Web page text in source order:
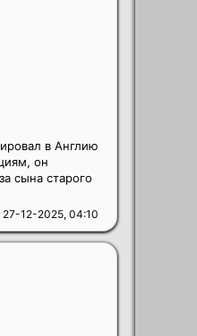
27-12-2025, 04:10
в Англию
он
сына старого